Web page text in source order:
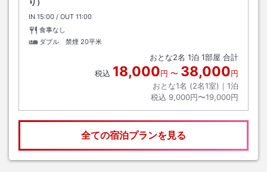
IN チェックイン
15:00 / OUT チェックアウト
11:00
食事なし
ダブル 禁煙 20平米
おとな2名 1泊 1部屋 合計
税込 18,000円 〜 38,000円
おとな1名 (2名1室)｜ 1泊
税込 9,000円〜19,000円
全ての宿泊プランを見る